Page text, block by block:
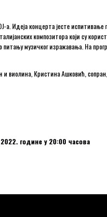
а. Идеја концерта јесте
композитора који су
питању музичког изражавања. На
виолина, Кристина Ашковић,
године у 20:00 часова